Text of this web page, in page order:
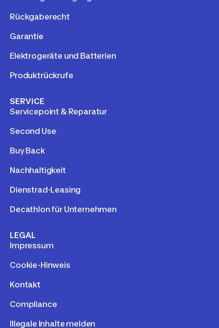
Rückgaberecht
Garantie
Elektrogeräte und Batterien
Produktrückrufe
SERVICE
Servicepoint & Reparatur
Second Use
Buy Back
Nachhaltigkeit
Dienstrad-Leasing
Decathlon für Unternehmen
LEGAL
Impressum
Cookie-Hinweis
Kontakt
Compliance
Illegale Inhalte melden